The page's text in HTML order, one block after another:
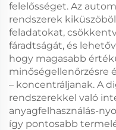
felelősséget. Az
rendszerek
feladatokat,
fáradtságát, és
hogy magasabb
minőségellenőrzésre
– koncentráljanak. A
rendszerekkel való
anyagfelhasználás-
így pontosabb